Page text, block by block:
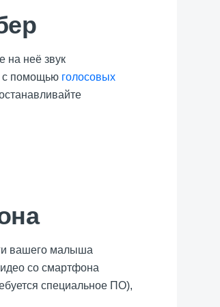
на неё звук
с помощью голосовых
вашего малыша
со смартфона
специальное ПО),